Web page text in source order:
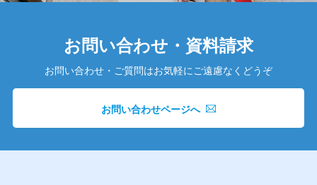
お問い合わせ・資料請求
お問い合わせ・ご質問はお気軽にご遠慮なくどうぞ
お問い合わせページへ